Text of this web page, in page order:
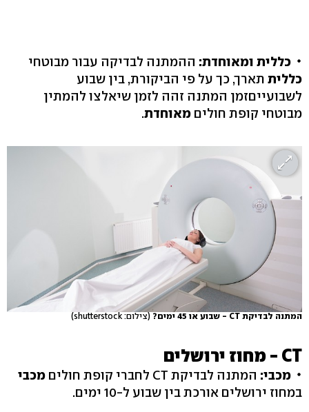
כללית ומאוחדת: ההמתנה לבדיקה עבור מבוטחי
כללית תארך, כך על פי הביקורת, בין שבוע
לשבועייםזמן המתנה זהה לזמן שיאלצו להמתין
מבוטחי קופת חולים מאוחדת.
המתנה לבדיקת CT - שבוע או 45 ימים? (צילום: shutterstock)
CT - מחוז ירושלים
מכבי: המתנה לבדיקת CT לחברי קופת חולים
מכבי
במחוז ירושלים אורכת בין שבוע ל-10 ימים.